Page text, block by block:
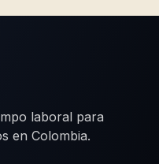
laboral para
en Colombia.